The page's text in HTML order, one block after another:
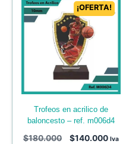
¡OFERTA!
trofeos en acrilico de
baloncesto – ref. m006d4
$180.000 $140.000 Iva